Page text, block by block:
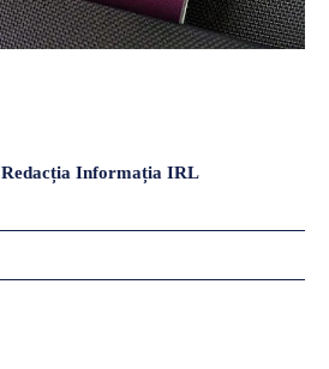
Redacția Informația IRL